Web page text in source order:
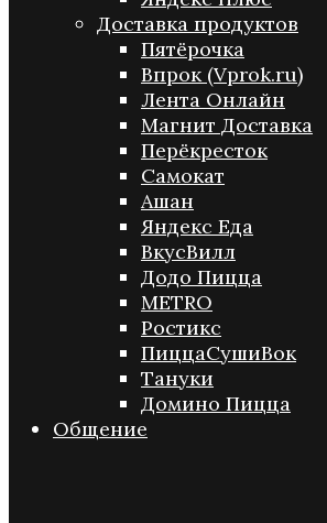
Доставка продуктов
Пятёрочка
Впрок (Vprok.ru)
Лента Онлайн
Магнит Доставка
Перёкресток
Самокат
Ашан
Яндекс Еда
ВкусВилл
Додо Пицца
METRO
Ростикс
ПиццаСушиВок
Тануки
Домино Пицца
Общение